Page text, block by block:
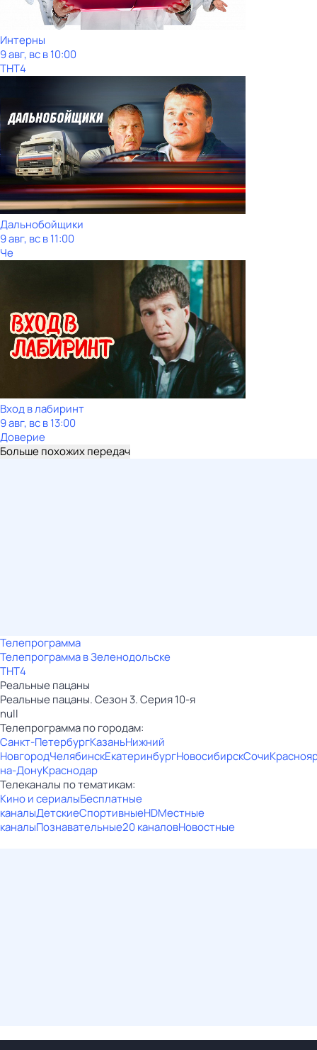
Интерны
9 авг, вс в 10:00
ТНТ4
Дальнобойщики
9 авг, вс в 11:00
Че
Вход в лабиринт
9 авг, вс в 13:00
Доверие
Больше похожих передач
Телепрограмма
Телепрограмма в Зеленодольске
ТНТ4
Реальные пацаны
Реальные пацаны. Сезон 3. Серия 10-я
null
Телепрограмма по городам:
Санкт-ПетербургКазаньНижний
НовгородЧелябинскЕкатеринбургНовосибирскСочи
на-ДонуКраснодар
Телеканалы по тематикам:
Кино и сериалыБесплатные
каналыДетскиеСпортивныеHDМестные
каналыПознавательные20 каналовНовостные